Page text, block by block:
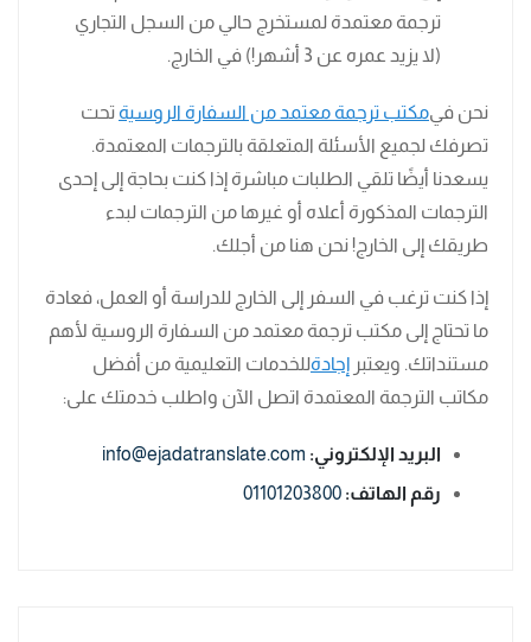
ترجمة معتمدة لمستخرج حالي من السجل التجاري
(لا يزيد عمره عن 3 أشهر!) في الخارج.
نحن فيمكتب ترجمة معتمد من السفارة الروسية تحت
تصرفك لجميع الأسئلة المتعلقة بالترجمات المعتمدة.
يسعدنا أيضًا تلقي الطلبات مباشرة إذا كنت بحاجة إلى إحدى
الترجمات المذكورة أعلاه أو غيرها من الترجمات لبدء
طريقك إلى الخارج! نحن هنا من أجلك.
إذا كنت ترغب في السفر إلى الخارج للدراسة أو العمل، فعادة
ما تحتاج إلى مكتب ترجمة معتمد من السفارة الروسية لأهم
مستنداتك. ويعتبر إجادةللخدمات التعليمية من أفضل
مكاتب الترجمة المعتمدة اتصل الآن واطلب خدمتك على:
البريد الإلكتروني: info@ejadatranslate.com
رقم الهاتف: 01101203800